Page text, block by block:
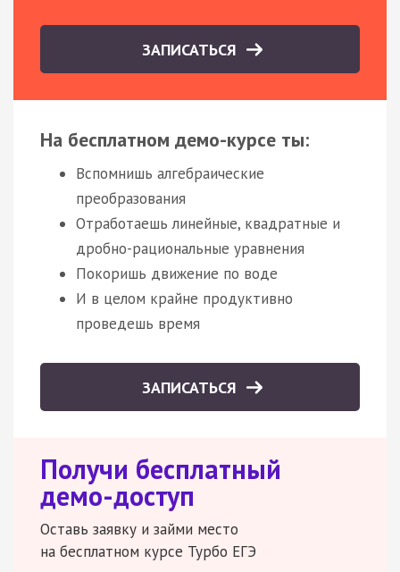
ЗАПИСАТЬСЯ
На бесплатном демо-курсе ты:
Вспомнишь алгебраические
преобразования
Отработаешь линейные, квадратные и
дробно-рациональные уравнения
Покоришь движение по воде
И в целом крайне продуктивно
проведешь время
ЗАПИСАТЬСЯ
Получи бесплатный
демо-доступ
Оставь заявку и займи место
на бесплатном курсе Турбо ЕГЭ